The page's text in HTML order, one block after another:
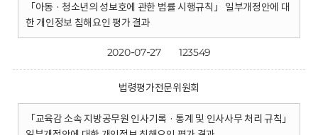
「아동 · 청소년의 성보호에 관한 법률 시행규칙」 일부개정안에 대
한 개인정보 침해요인 평가 결과
2020-07-27 123549
법령평가전문위원회
「교육감 소속 지방공무원 인사기록 · 통계 및 인사사무 처리 규칙」